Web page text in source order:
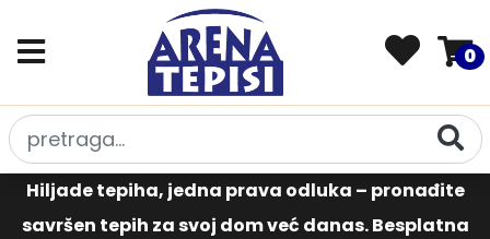
0
Hiljade tepiha, jedna prava odluka – pronađite
savršen tepih za svoj dom već danas. Besplatna